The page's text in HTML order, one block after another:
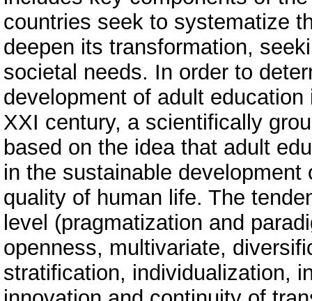
countries seek to systematize
deepen its transformation,
societal needs. In order to
development of adult
XXI century, a scientifically
based on the idea that adult
in the sustainable
quality of human life. The
level (pragmatization and
openness, multivariate,
stratification, individualization,